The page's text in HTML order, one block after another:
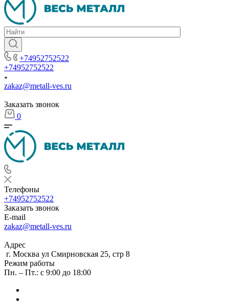
+74952752522
+74952752522
zakaz@metall-ves.ru
Заказать звонок
0
Телефоны
+74952752522
Заказать звонок
E-mail
zakaz@metall-ves.ru
Адрес
г. Москва ул Смирновская 25, стр 8
Режим работы
Пн. – Пт.: с 9:00 до 18:00